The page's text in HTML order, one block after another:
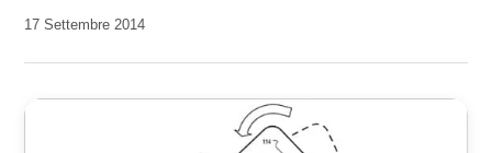
da
17 Settembre 2014